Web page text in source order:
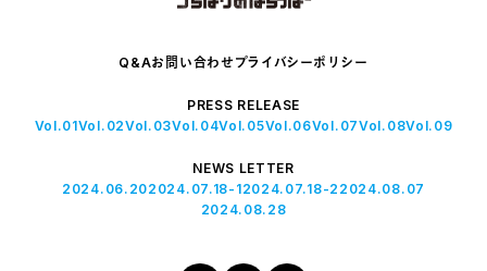
Q&Aお問い合わせ プライバシーポリシー
PRESS RELEASE
Vol.01Vol.02Vol.03Vol.04Vol.05Vol.06Vol.07Vol.08Vol.09
NEWS LETTER
2024.06.202024.07.18-12024.07.18-2 2024.08.07
2024.08.28